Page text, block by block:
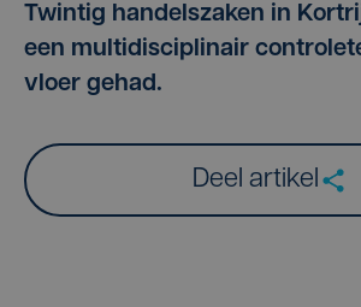
Twintig handelszaken in
een multidisciplinair
vloer gehad.
Deel artikel